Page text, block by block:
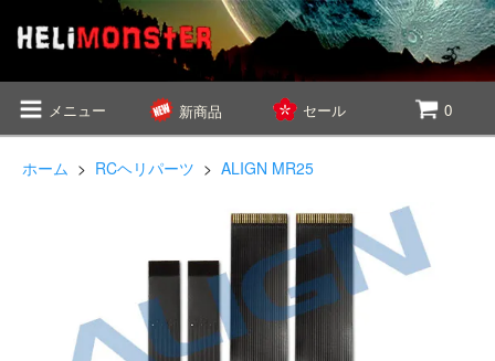
メニュー 新商品 セール 0
ホーム > RCヘリパーツ > ALIGN MR25